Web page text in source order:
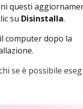
questi
su Disinstalla.
computer dopo la
se è possibile